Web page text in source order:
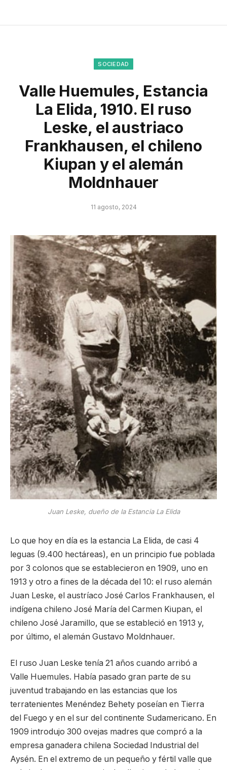
SOCIEDAD
Valle Huemules, Estancia
La Elida, 1910. El ruso
Leske, el austriaco
Frankhausen, el chileno
Kiupan y el alemán
Moldnhauer
11 agosto, 2024
Juan Leske, dueño de la Estancia La Elida
Lo que hoy en día es la estancia La Elida, de casi 4
leguas (9.400 hectáreas), en un principio fue poblada
por 3 colonos que se establecieron en 1909, uno en
1913 y otro a fines de la década del 10: el ruso alemán
Juan Leske, el austríaco José Carlos Frankhausen, el
indígena chileno José María del Carmen Kiupan, el
chileno José Jaramillo, que se estableció en 1913 y,
por último, el alemán Gustavo Moldnhauer.
El ruso Juan Leske tenía 21 años cuando arribó a
Valle Huemules. Había pasado gran parte de su
juventud trabajando en las estancias que los
terratenientes Menéndez Behety poseían en Tierra
del Fuego y en el sur del continente Sudamericano. En
1909 introdujo 300 ovejas madres que compró a la
empresa ganadera chilena Sociedad Industrial del
Aysén. En el extremo de un pequeño y fértil valle que